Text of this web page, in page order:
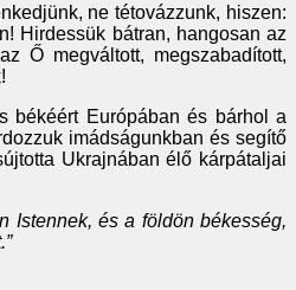
ne tétovázzunk, hiszen:
Hirdessük bátran, hangosan az
Ő megváltott, megszabadított,
békéért Európában és bárhol a
imádságunkban és segítő
Ukrajnában élő kárpátaljai
Istennek, és a földön békesség,